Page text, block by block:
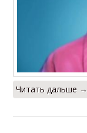
Читать дальше →